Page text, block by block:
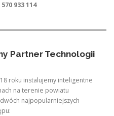
933 114
Partner Technologii
roku instalujemy inteligentne
na terenie powiatu
najpopularniejszych